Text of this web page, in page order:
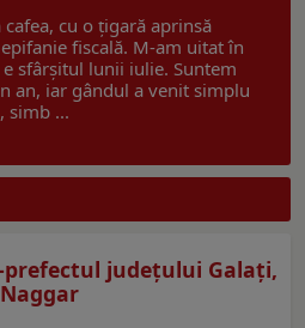
cu o țigară aprinsă
fiscală. M-am uitat în
sfârșitul lunii iulie. Suntem
an, iar gândul a venit simplu
simb ...
judeţului Galaţi,